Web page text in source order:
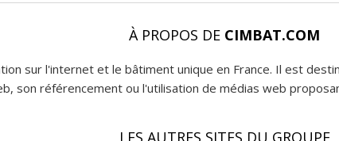
À PROPOS DE CIMBAT.COM
sur l'internet et le bâtiment unique en France. Il est
son référencement ou l'utilisation de médias web
LES AUTRES SITES DU GROUPE